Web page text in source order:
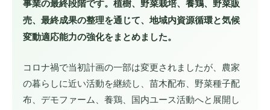
事業の最終段階です。植樹、野菜栽培、養鶏、野菜販
売、最終成果の整理を通じて、地域内資源循環と気候
変動適応能力の強化をまとめました。
コロナ禍で当初計画の一部は変更されましたが、農家
の暮らしに近い活動を継続し、苗木配布、野菜種子配
布、デモファーム、養鶏、国内ユース活動へと展開し